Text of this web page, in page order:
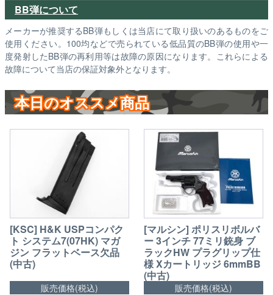
BB弾について
メーカーが推奨するBB弾もしくは当店にて取り扱いのあるものをご
使用ください。100均などで売られている低品質のBB弾の使用や一
度発射したBB弾の再利用等は故障の原因になります。これらによる
故障について当店の保証対象外となります。
本日のオススメ商品
[KSC] H&K USPコンパク
ト システム7(07HK) マガ
ジン フラットベース欠品
(中古)
販売価格(税込)
[マルシン] ポリスリボルバ
ー 3インチ 77ミリ銃身 ブ
ラックHW プラグリップ仕
様 Xカートリッジ 6mmBB
(中古)
販売価格(税込)